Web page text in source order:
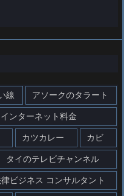
線 アソークのタラート
インターネット料金
カツカレー カビ
タイのテレビチャンネル
ビジネス コンサルタント